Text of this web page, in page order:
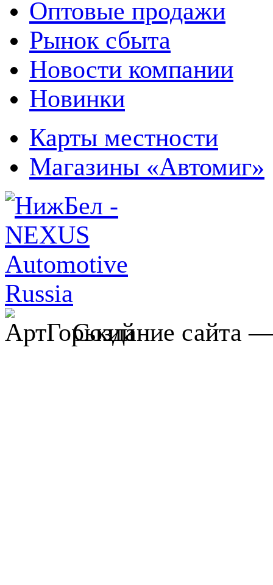
Оптовые продажи
Рынок сбыта
Новости компании
Новинки
Карты местности
Магазины «Автомиг»
Создание сайта